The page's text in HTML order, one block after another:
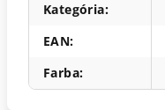
Kategória:
EAN:
Farba: